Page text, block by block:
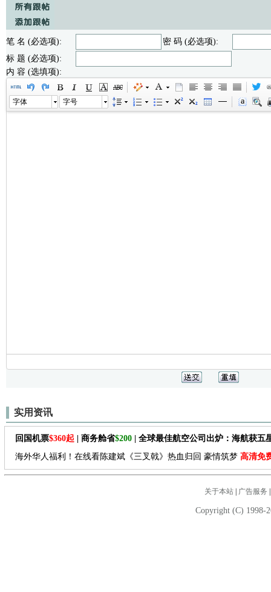
笔 名 (必选项):
密 码 (必选项):
标 题 (必选项):
内 容 (选填项):
字体 字号
实用资讯
回国机票$360起 | 商务舱省$200 | 全球最佳航空公司出炉：海航获五
海外华人福利！在线看陈建斌《三叉戟》热血归回 豪情筑梦 高清免
关于本站| 广告服务
Copyright (C) 1998-